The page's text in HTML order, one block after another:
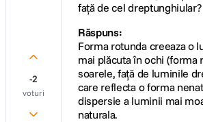
-2
voturi
față de cel dreptunghiular?
Răspuns:
Forma rotunda creeaza o
mai plăcuta în ochi (forma
soarele, față de luminile
care reflecta o forma
dispersie a luminii mai
naturala.